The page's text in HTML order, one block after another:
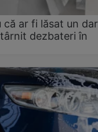
ar fi lăsat un dar
dezbateri în